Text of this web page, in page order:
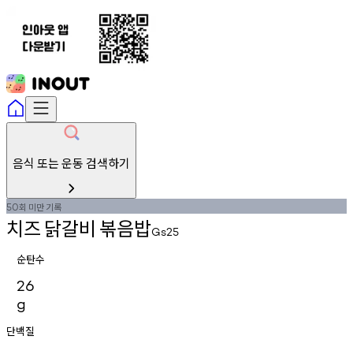
음식 또는 운동 검색하기
50회 미만기록
치즈 닭갈비 볶음밥Gs25
순탄수
26
g
단백질